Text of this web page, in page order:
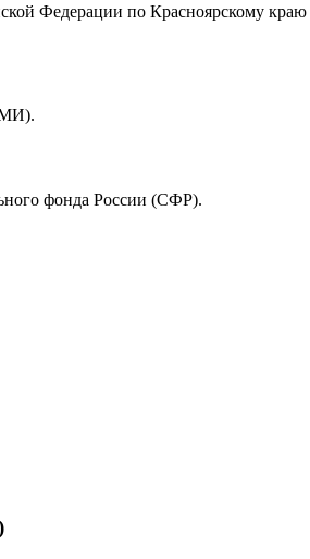
Федерации по Красноярскому краю
фонда России (СФР).